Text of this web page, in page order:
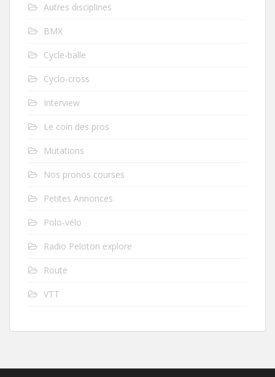
Autres disciplines
BMX
Cycle-balle
Cyclo-cross
Interview
Le coin des pros
Mutations
Nos pronos courses
Petites Annonces
Polo-vélo
Radio Peloton explore
Route
VTT